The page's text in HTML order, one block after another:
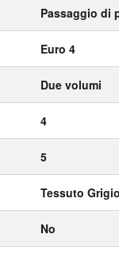
Passaggio di
Euro 4
Due volumi
4
5
Tessuto
No